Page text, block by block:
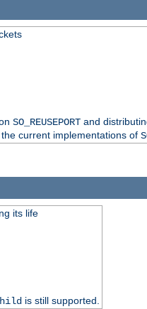
SO_REUSEPORTand
current implementations of
its life
is still supported.